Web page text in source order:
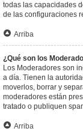
todas las capacidades
de las configuraciones
Arriba
¿Qué son los
Los Moderadores son
a día. Tienen la
moverlos, borrar y
moderadores están
tratado o publiquen
Arriba